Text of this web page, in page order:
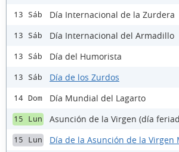
13 Sáb Día Internacional de la Zurdera
13 Sáb Día Internacional del Armadillo
13 Sáb Día del Humorista
13 Sáb Día de los Zurdos
14 Dom Día Mundial del Lagarto
15 Lun Asunción de la Virgen (día
15 Lun Día de la Asunción de la Virgen